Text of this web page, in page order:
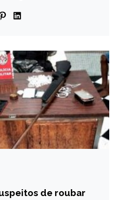
de roubar